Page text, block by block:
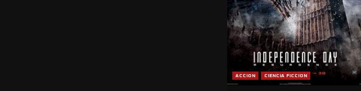
ACCION CIENCIA FICCION